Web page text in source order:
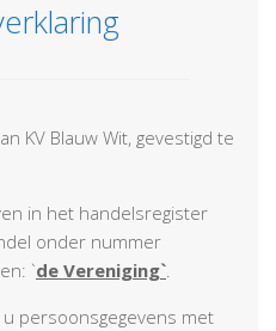
KV Blauw Wit, gevestigd te
in het handelsregister
onder nummer
`de Vereniging`
persoonsgegevens met